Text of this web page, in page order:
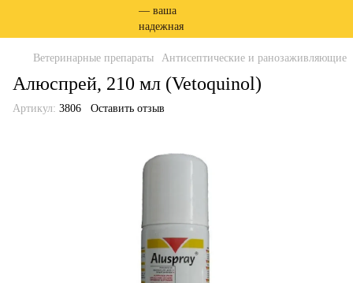
Ветеринарные препараты Антисептические и ранозаживляющие
Алюспрей, 210 мл (Vetoquinol)
Артикул: 3806 Оставить отзыв